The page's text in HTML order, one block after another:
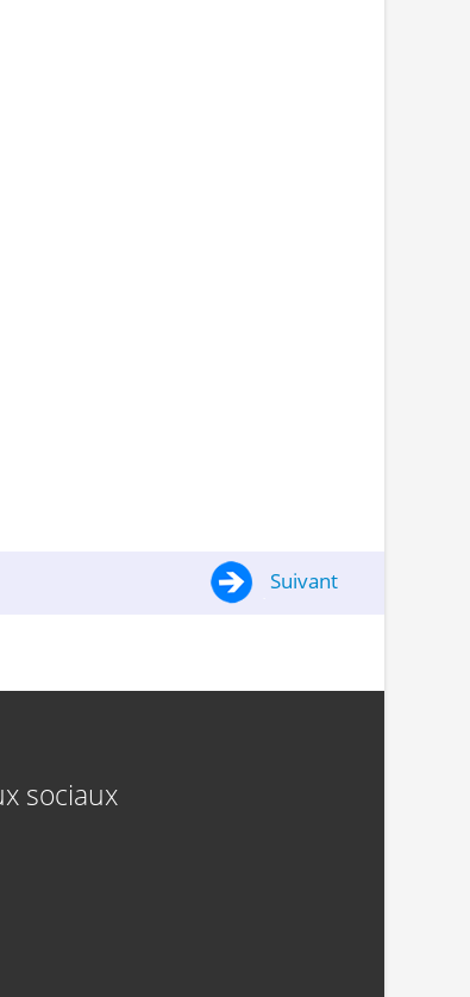
Suivant
sociaux